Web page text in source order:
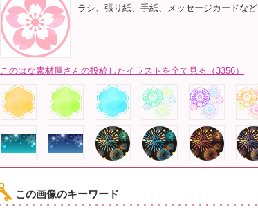
ラシ、張り紙、手紙、メッセージカードな
このはな素材屋さんの投稿したイラストを全て見る（3356）
この画像のキーワード